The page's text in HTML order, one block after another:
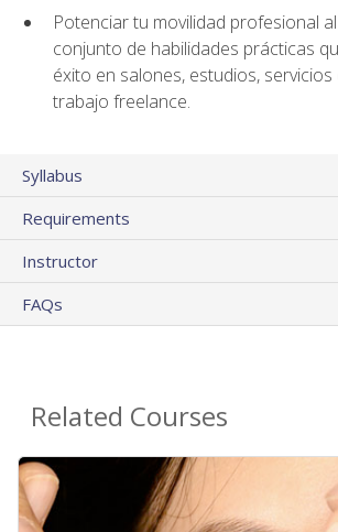
Potenciar tu movilidad profesional
conjunto de habilidades prácticas
éxito en salones, estudios,
trabajo freelance.
Syllabus
Requirements
Instructor
FAQs
Related Courses